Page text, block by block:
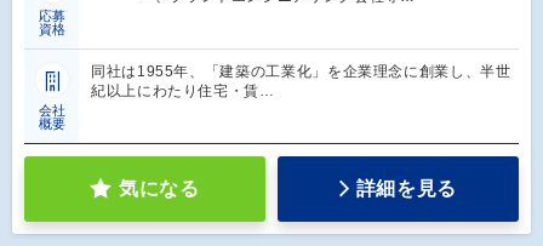
応募
資格
会社
概要
同社は1955年、「建築の工業化」を企業理念に創業し、半世
紀以上にわたり住宅・賃…
気になる 詳細を見る